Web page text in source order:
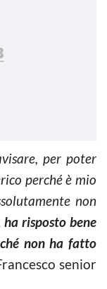
per poter
perché è mio
non
ha risposto bene
non ha fatto
senior